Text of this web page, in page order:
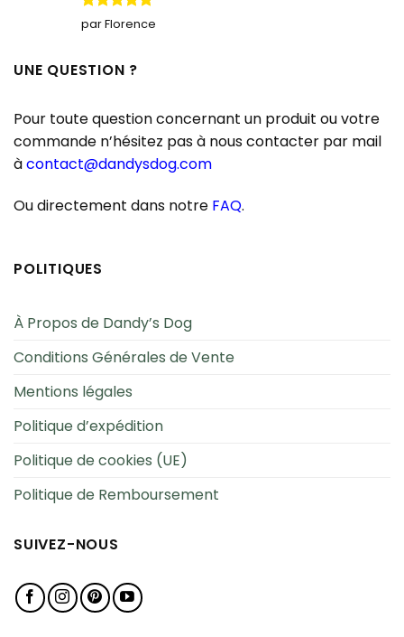
Note5sur
5
par Florence
UNE QUESTION ?
Pour toute question concernant un produit ou votre
commande n’hésitez pas à nous contacter par mail
àcontact@dandysdog.com
Ou directement dans notre FAQ.
POLITIQUES
À Propos de Dandy’s Dog
Conditions Générales de Vente
Mentions légales
Politique d’expédition
Politique de cookies (UE)
Politique de Remboursement
SUIVEZ-NOUS